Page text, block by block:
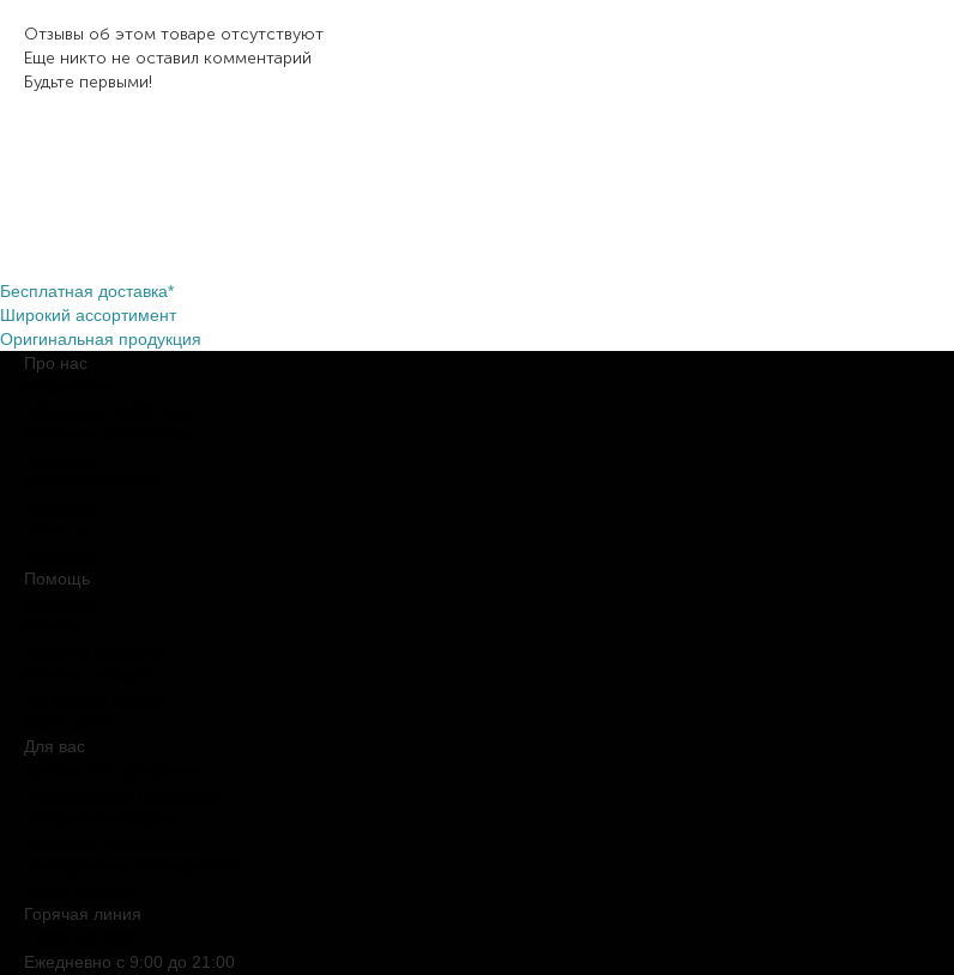
Отзывы об этом товаре отсутствуют
Еще никто не оставил комментарий
Будьте первыми!
Бесплатная доставка*
Широкий ассортимент
Оригинальная продукция
Про нас
Помощь
Для вас
Горячая линия
Ежедневно c 9:00 до 21:00